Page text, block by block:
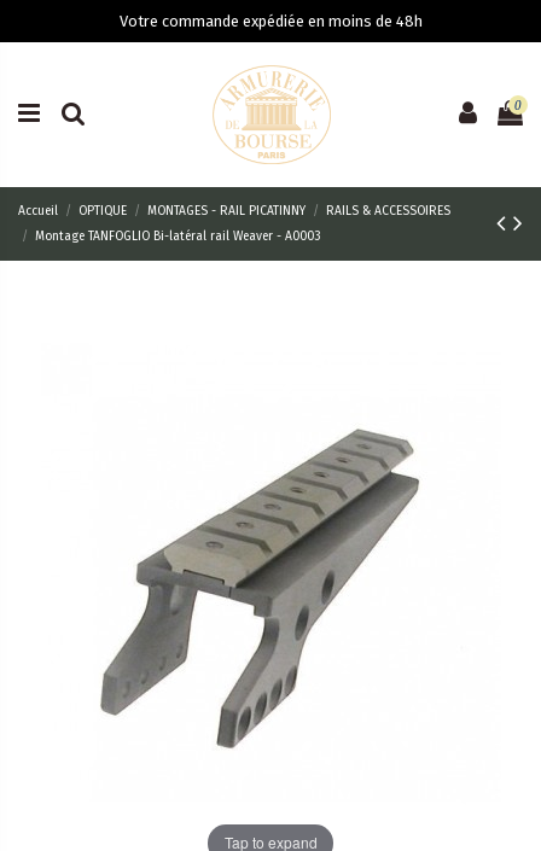
Votre commande expédiée en moins de 48h
0
Accueil OPTIQUE MONTAGES - RAIL PICATINNY
RAILS & ACCESSOIRES
Montage TANFOGLIO Bi-latéral rail Weaver - A0003
Tap to expand